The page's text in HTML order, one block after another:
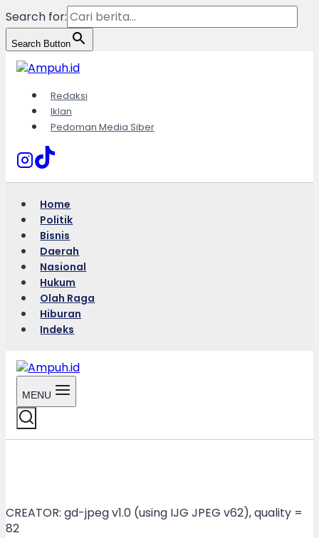
Search for:
Search Button
Skip
to
content
Redaksi
Iklan
Pedoman Media Siber
Home
Politik
Bisnis
Daerah
Nasional
Hukum
Olah Raga
Hiburan
Indeks
MENU
CREATOR: gd-jpeg v1.0 (using IJG JPEG v62), quality =
82